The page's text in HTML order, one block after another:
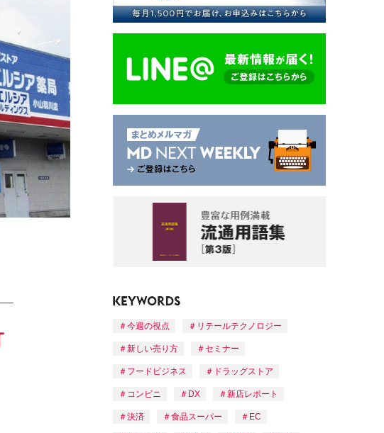
今週の視点 リテールテクノロジー
新しい売り方 セミナー
フードビジネス ドラッグストア
コンビニ DX 新店レポート
決済 食品スーパー EC